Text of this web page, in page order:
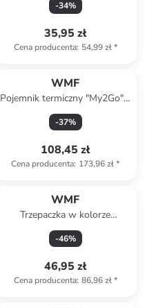
-34%
35,95 zł
Cena producenta: 54,99 zł*
WMF
Pojemnik termiczny "My2Go" -
wys. 14,5 x Ø 9,5 cm
-37%
108,45 zł
Cena producenta: 173,96 zł*
WMF
Trzepaczka w kolorze
srebrnym - dł. 20 cm
-46%
46,95 zł
Cena producenta: 86,96 zł*